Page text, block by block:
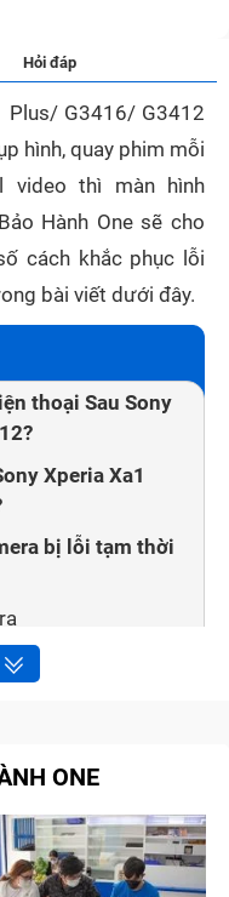
Hỏi đáp
Plus/ G3416/ G3412
hình, quay phim mỗi
video thì màn hình
Hành One sẽ cho
cách khắc phục lỗi
bài viết dưới đây.
thoại Sau Sony
Xperia Xa1
bị lỗi tạm thời
trên điện thoại
hành
Xa1 Plus/
Bảo Hành One
ONE